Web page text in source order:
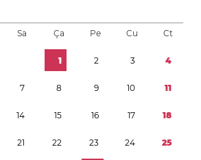
Sa Ça Pe Cu Ct
1 2 3 4
7 8 9 10 11
14 15 16 17 18
21 22 23 24 25